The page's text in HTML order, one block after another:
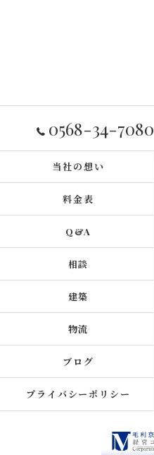
0568-34-7080
当社の想い
料金表
Q&A
相談
建築
物流
ブログ
プライバシーポリシー